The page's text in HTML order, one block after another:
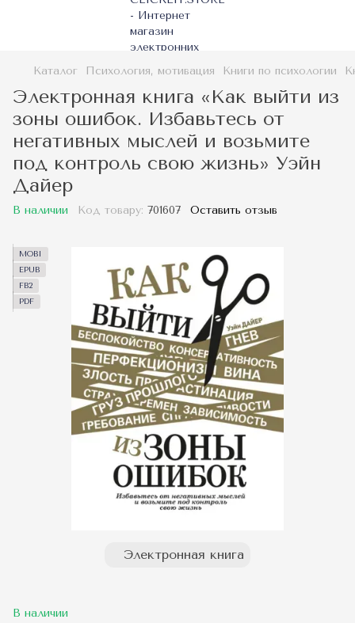
Каталог Психология, мотивация Книги по психологии
Электронная книга «Как выйти из
зоны ошибок. Избавьтесь от
негативных мыслей и возьмите
под контроль свою жизнь» Уэйн
Дайер
В наличии Код товару: 701607 Оставить отзыв
MOBI
EPUB
FB2
PDF
Электронная книга
В наличии